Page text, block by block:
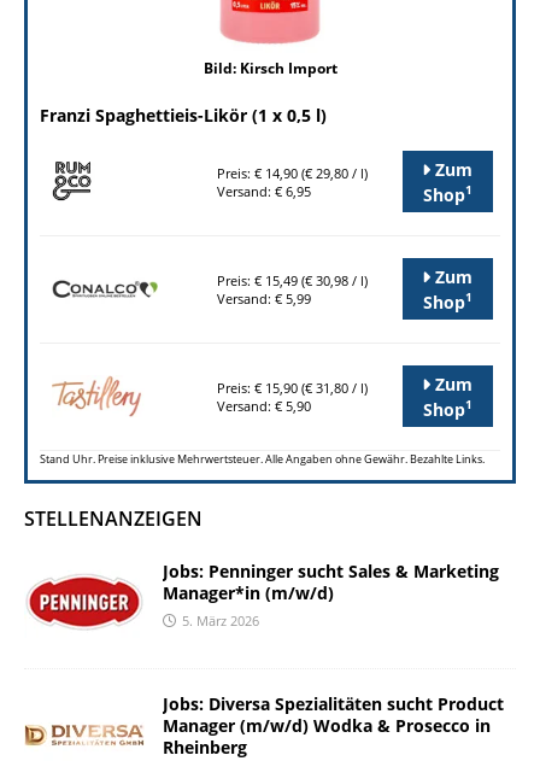
Bild: Kirsch Import
Franzi Spaghettieis-Likör (1 x 0,5 l)
Preis: € 14,90 (€ 29,80 / l)
Versand: € 6,95
Zum
Shop1
Preis: € 15,49 (€ 30,98 / l)
Versand: € 5,99
Zum
Shop1
Preis: € 15,90 (€ 31,80 / l)
Versand: € 5,90
Zum
Shop1
Stand Uhr. Preise inklusive Mehrwertsteuer. Alle Angaben ohne Gewähr. Bezahlte Links.
STELLENANZEIGEN
Jobs: Penninger sucht Sales & Marketing
Manager*in (m/w/d)
5. März 2026
Jobs: Diversa Spezialitäten sucht Product
Manager (m/w/d) Wodka & Prosecco in
Rheinberg